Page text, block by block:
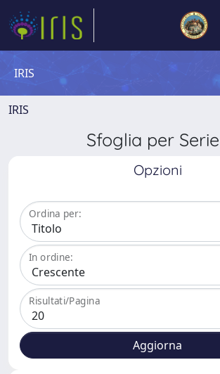
IRIS
IRIS
Sfoglia per Serie
Opzioni
Ordina per:
In ordine:
Risultati/Pagina